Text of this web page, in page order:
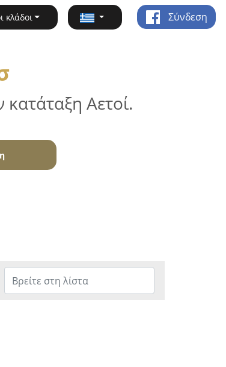
κλάδοι Σύνδεση
Αετοί.